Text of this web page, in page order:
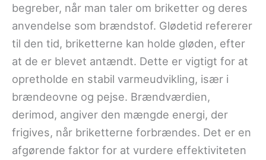
begreber, når man taler om briketter og deres
anvendelse som brændstof. Glødetid refererer
til den tid, briketterne kan holde gløden, efter
at de er blevet antændt. Dette er vigtigt for at
opretholde en stabil varmeudvikling, især i
brændeovne og pejse. Brændværdien,
derimod, angiver den mængde energi, der
frigives, når briketterne forbrændes. Det er en
afgørende faktor for at vurdere effektiviteten